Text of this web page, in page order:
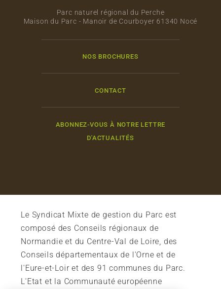
Parc naturel régional du Perche
Maison du Parc - Manoir de Courboyer 61340 Nocé
NOS BROCHURES
CONTACT
ABONNEZ-VOUS À NOTRE LETTRE
D'ACTUALITÉS
Le Syndicat Mixte de gestion du Parc est
composé des Conseils régionaux de
Normandie et du Centre-Val de Loire, des
Conseils départementaux de l'Orne et de
l'Eure-et-Loir et des 91 communes du Parc.
L'Etat et la Communauté européenne